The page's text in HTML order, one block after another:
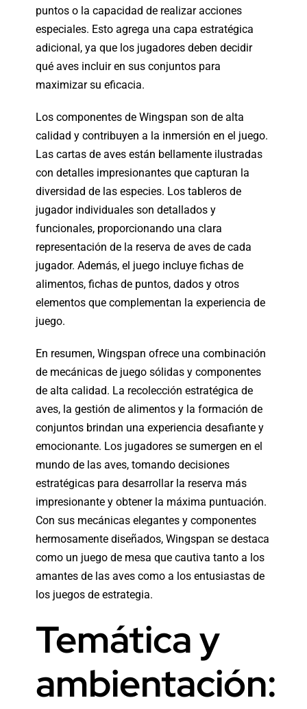
puntos o la capacidad de realizar acciones
especiales. Esto agrega una capa estratégica
adicional, ya que los jugadores deben decidir
qué aves incluir en sus conjuntos para
maximizar su eficacia.
Los componentes de Wingspan son de alta
calidad y contribuyen a la inmersión en el juego.
Las cartas de aves están bellamente ilustradas
con detalles impresionantes que capturan la
diversidad de las especies. Los tableros de
jugador individuales son detallados y
funcionales, proporcionando una clara
representación de la reserva de aves de cada
jugador. Además, el juego incluye fichas de
alimentos, fichas de puntos, dados y otros
elementos que complementan la experiencia de
juego.
En resumen, Wingspan ofrece una combinación
de mecánicas de juego sólidas y componentes
de alta calidad. La recolección estratégica de
aves, la gestión de alimentos y la formación de
conjuntos brindan una experiencia desafiante y
emocionante. Los jugadores se sumergen en el
mundo de las aves, tomando decisiones
estratégicas para desarrollar la reserva más
impresionante y obtener la máxima puntuación.
Con sus mecánicas elegantes y componentes
hermosamente diseñados, Wingspan se destaca
como un juego de mesa que cautiva tanto a los
amantes de las aves como a los entusiastas de
los juegos de estrategia.
Temática y
ambientación: